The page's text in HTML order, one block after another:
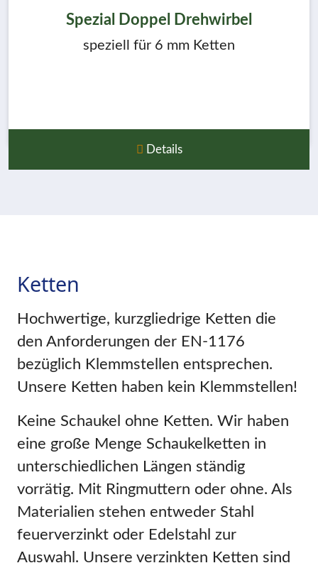
Spezial Doppel Drehwirbel
speziell für 6 mm Ketten
Details
Ketten
Hochwertige, kurzgliedrige Ketten die
den Anforderungen der EN-1176
bezüglich Klemmstellen entsprechen.
Unsere Ketten haben kein Klemmstellen!
Keine Schaukel ohne Ketten. Wir haben
eine große Menge Schaukelketten in
unterschiedlichen Längen ständig
vorrätig. Mit Ringmuttern oder ohne. Als
Materialien stehen entweder Stahl
feuerverzinkt oder Edelstahl zur
Auswahl. Unsere verzinkten Ketten sind